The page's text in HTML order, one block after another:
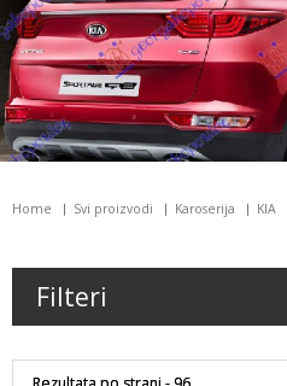
Home Svi proizvodi Karoserija KIA
Filteri